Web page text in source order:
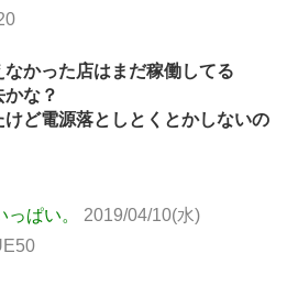
かった店はまだ稼働してる
な？
ど電源落としとくとかしないの
ぱい。
2019/04/10(水)